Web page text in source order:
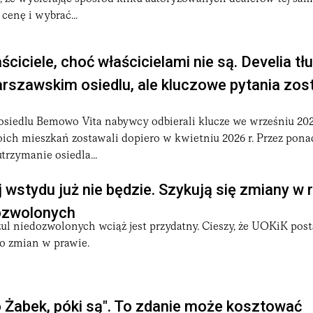
czy naruszenia
. Urząd ten służy również jako
administracji publicznej. W kontekście prawnym,
W przypadku UOKiK, prezes jest odpowiedzialny za
zakres jego kompetencji.
działania wpływają na zachowanie równowagi na rynku i
była prowadzona według ustalonych zasad, a prawa
i wybrać...
choć właścicielami nie są. Develia
osiedlu, ale kluczowe pytania
Bemowo Vita nabywcy odbierali klucze we wrześniu
mieszkań zostawali dopiero w kwietniu 2026 r. Przez
osiedla...
wstydu już nie będzie. Szykują się zmiany w
niedozwolonych wciąż jest przydatny. Cieszy, że UOKiK
zmian w prawie.
Żabek, póki są". To zdanie może kosztować